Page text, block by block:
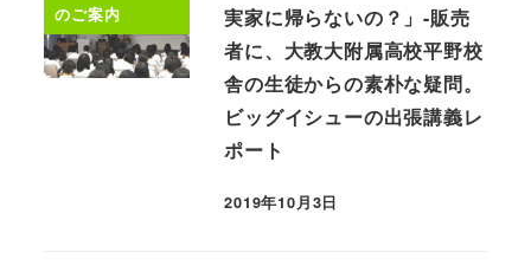
のご案内
実家に帰らないの？」-販売
者に、大教大附属高校平野校
舎の生徒からの素朴な疑問。
ビッグイシューの出張講義レ
ポート
2019年10月3日